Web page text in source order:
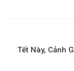
Tết Này, Cảnh